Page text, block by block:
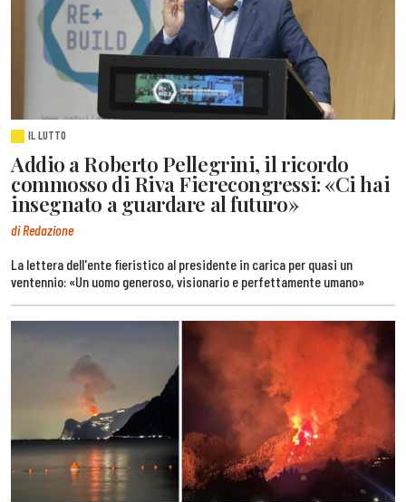
IL LUTTO
Addio a Roberto Pellegrini, il ricordo
commosso di Riva Fierecongressi: «Ci hai
insegnato a guardare al futuro»
di Redazione
La lettera dell'ente fieristico al presidente in carica per quasi un
ventennio: «Un uomo generoso, visionario e perfettamente umano»